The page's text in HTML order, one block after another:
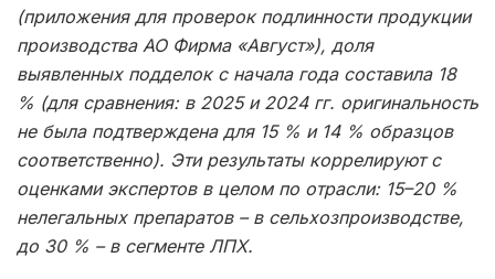
(приложения для проверок подлинности продукции
производства АО Фирма «Август»), доля
выявленных подделок с начала года составила 18
% (для сравнения: в 2025 и 2024 гг. оригинальность
не была подтверждена для 15 % и 14 % образцов
соответственно). Эти результаты коррелируют с
оценками экспертов в целом по отрасли: 15–20 %
нелегальных препаратов – в сельхозпроизводстве,
до 30 % – в сегменте ЛПХ.